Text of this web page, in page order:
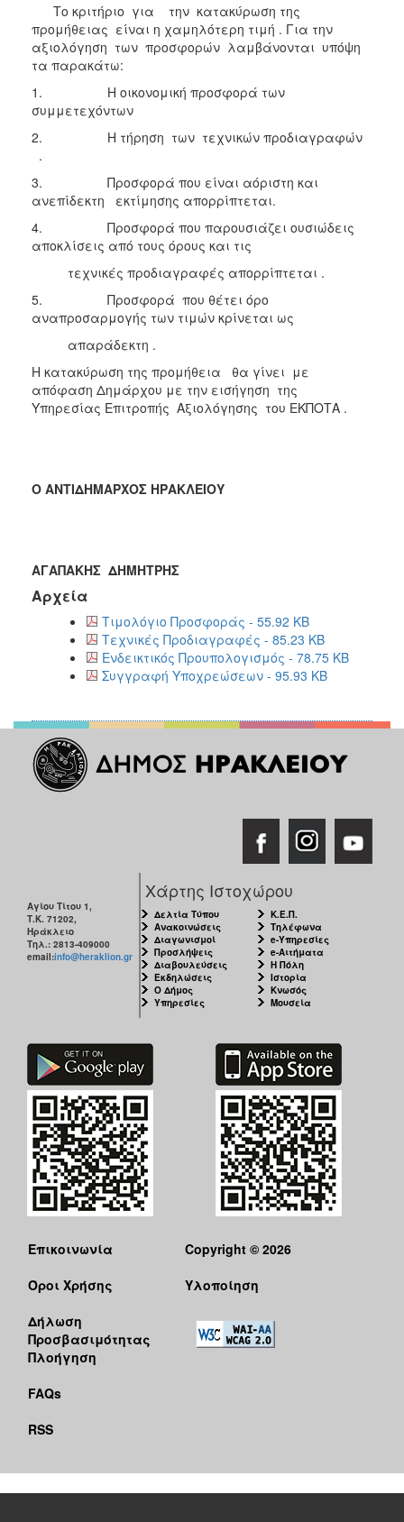
Το κριτήριο για την κατακύρωση της
προμήθειας είναι η χαμηλότερη τιμή . Για την
αξιολόγηση των προσφορών λαμβάνονται υπόψη
τα παρακάτω:
1. Η οικονομική προσφορά των
συμμετεχόντων
2. Η τήρηση των τεχνικών προδιαγραφών
.
3. Προσφορά που είναι αόριστη και
ανεπίδεκτη εκτίμησης απορρίπτεται.
4. Προσφορά που παρουσιάζει ουσιώδεις
αποκλίσεις από τους όρους και τις
τεχνικές προδιαγραφές απορρίπτεται .
5. Προσφορά που θέτει όρο
αναπροσαρμογής των τιμών κρίνεται ως
απαράδεκτη .
Η κατακύρωση της προμήθεια θα γίνει με
απόφαση Δημάρχου με την εισήγηση της
Υπηρεσίας Επιτροπής Αξιολόγησης του ΕΚΠΟΤΑ .
Ο ΑΝΤΙΔΗΜΑΡΧΟΣ ΗΡΑΚΛΕΙΟΥ
ΑΓΑΠΑΚΗΣ ΔΗΜΗΤΡΗΣ
Αρχεία
Τιμολόγιο Προσφοράς - 55.92 KB
Τεχνικές Προδιαγραφές - 85.23 KB
Ενδεικτικός Προυπολογισμός - 78.75 KB
Συγγραφή Υποχρεώσεων - 95.93 KB
Αγίου Τίτου 1,
Τ.Κ. 71202,
Ηράκλειο
Τηλ.: 2813-409000
email:info@heraklion.gr
Χάρτης Ιστοχώρου
Δελτία Τύπου
Ανακοινώσεις
Διαγωνισμοί
Προσλήψεις
Διαβουλεύσεις
Εκδηλώσεις
Ο Δήμος
Υπηρεσίες
Κ.Ε.Π.
Τηλέφωνα
e-Υπηρεσίες
e-Αιτήματα
Η Πόλη
Ιστορία
Κνωσός
Μουσεία
Επικοινωνία
Όροι Χρήσης
Δήλωση
Προσβασιμότητας
Πλοήγηση
FAQs
RSS
Copyright © 2026
Υλοποίηση